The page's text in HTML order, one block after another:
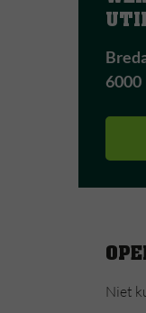
6000
Niet